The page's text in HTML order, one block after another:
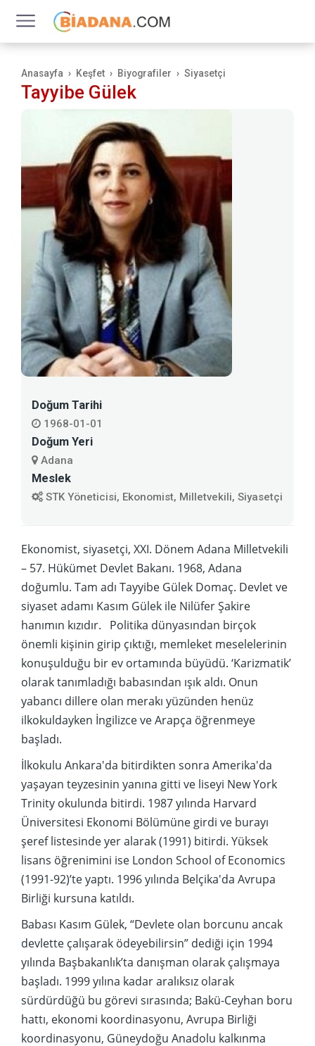
Anasayfa Keşfet Biyografiler Siyasetçi
Tayyibe Gülek
Doğum Tarihi
1968-01-01
Doğum Yeri
Adana
Meslek
STK Yöneticisi, Ekonomist, Milletvekili, Siyasetçi
Ekonomist, siyasetçi, XXI. Dönem Adana Milletvekili
– 57. Hükümet Devlet Bakanı. 1968, Adana
doğumlu. Tam adı Tayyibe Gülek Domaç. Devlet ve
siyaset adamı Kasım Gülek ile Nilüfer Şakire
hanımın kızıdır. Politika dünyasından birçok
önemli kişinin girip çıktığı, memleket meselelerinin
konuşulduğu bir ev ortamında büyüdü. ‘Karizmatik’
olarak tanımladığı babasından ışık aldı. Onun
yabancı dillere olan merakı yüzünden henüz
ilkokuldayken İngilizce ve Arapça öğrenmeye
başladı.
İlkokulu Ankara'da bitirdikten sonra Amerika'da
yaşayan teyzesinin yanına gitti ve liseyi New York
Trinity okulunda bitirdi. 1987 yılında Harvard
Üniversitesi Ekonomi Bölümüne girdi ve burayı
şeref listesinde yer alarak (1991) bitirdi. Yüksek
lisans öğrenimini ise London School of Economics
(1991-92)’te yaptı. 1996 yılında Belçika'da Avrupa
Birliği kursuna katıldı.
Babası Kasım Gülek, “Devlete olan borcunu ancak
devlette çalışarak ödeyebilirsin” dediği için 1994
yılında Başbakanlık’ta danışman olarak çalışmaya
başladı. 1999 yılına kadar aralıksız olarak
sürdürdüğü bu görevi sırasında; Bakü-Ceyhan boru
hattı, ekonomi koordinasyonu, Avrupa Birliği
koordinasyonu, Güneydoğu Anadolu kalkınma